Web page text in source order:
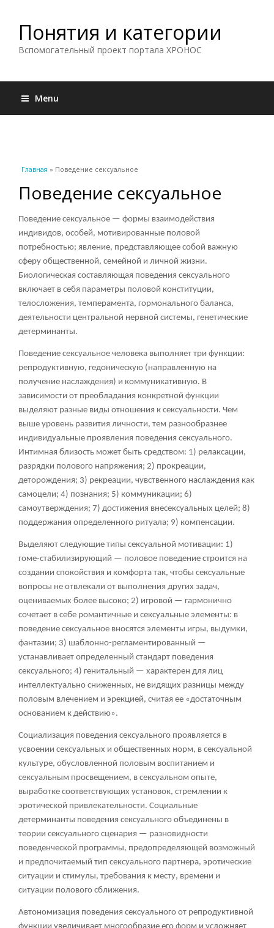
Понятия и категории
Вспомогательный проект портала ХРОНОС
Menu
Вы здесь
Главная » Поведение сексуальное
Поведение сексуальное
Поведение сексуальное — формы взаимодействия
индивидов, особей, мотивированные половой
потребностью; явление, представляющее собой важную
сферу общественной, семейной и личной жизни.
Биологическая составляющая поведения сексуального
включает в себя параметры половой конституции,
телосложения, темперамента, гормонального баланса,
деятельности центральной нервной системы, генетические
детерминанты.
Поведение сексуальное человека выполняет три функции:
репродуктивную, гедоническую (направленную на
получение наслаждения) и коммуникативную. В
зависимости от преобладания конкретной функции
выделяют разные виды отношения к сексуальности. Чем
выше уровень развития личности, тем разнообразнее
индивидуальные проявления поведения сексуального.
Интимная близость может быть средством: 1) релаксации,
разрядки полового напряжения; 2) прокреации,
деторождения; 3) рекреации, чувственного наслаждения как
самоцели; 4) познания; 5) коммуникации; 6)
самоутверждения; 7) достижения внесексуальных целей; 8)
поддержания определенного ритуала; 9) компенсации.
Выделяют следующие типы сексуальной мотивации: 1)
гоме-стабилизирующий — половое поведение строится на
создании спокойствия и комфорта так, чтобы сексуальные
вопросы не отвлекали от выполнения других задач,
оцениваемых более высоко; 2) игровой — гармонично
сочетает в себе романтичные и сексуальные элементы: в
поведение сексуальное вносятся элементы игры, выдумки,
фантазии; 3) шаблонно-регламентированный —
устанавливает определенный стандарт поведения
сексуального; 4) генитальный — характерен для лиц
интеллектуально сниженных, не видящих разницы между
половым влечением и эрекцией, считая ее «достаточным
основанием к действию».
Социализация поведения сексуального проявляется в
усвоении сексуальных и общественных норм, в сексуальной
культуре, обусловленной половым воспитанием и
сексуальным просвещением, в сексуальном опыте,
выработке соответствующих установок, стремлении к
эротической привлекательности. Социальные
детерминанты поведения сексуального объединены в
теории сексуального сценария — разновидности
поведенческой программы, предопределяющей возможный
и предпочитаемый тип сексуального партнера, эротические
ситуации и стимулы, требования к месту, времени и
ситуации полового сближения.
Автономизация поведения сексуального от репродуктивной
функции увеличивает многообразие его форм и усложняет